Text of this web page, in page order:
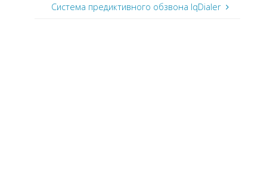
Система предиктивного обзвона IqDialer